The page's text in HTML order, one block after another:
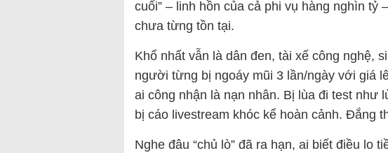
cuối” – linh hồn của cả phi vụ hàng nghìn tỷ
chưa từng tồn tại.
Khổ nhất vẫn là dân đen, tài xế công nghệ,
người từng bị ngoáy mũi 3 lần/ngày với giá
ai công nhận là nạn nhân. Bị lùa đi test như
bị cáo livestream khóc kể hoàn cảnh. Đắng
Nghe đâu “chủ lò” đã ra hạn, ai biết điều lo